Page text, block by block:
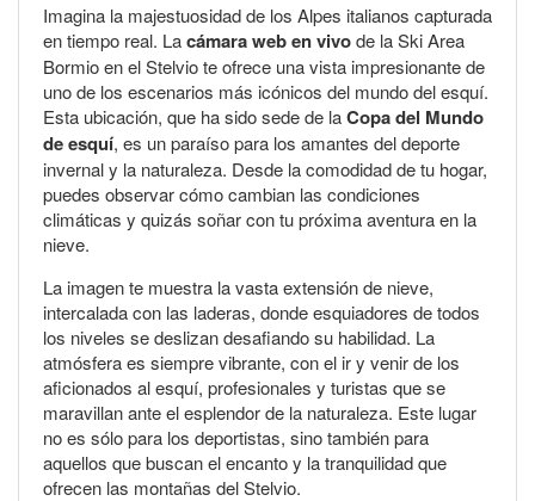
Imagina la majestuosidad de los Alpes italianos capturada
en tiempo real. Lacámara web en vivode la Ski Area
Bormio en el Stelvio te ofrece una vista impresionante de
uno de los escenarios más icónicos del mundo del esquí.
Esta ubicación, que ha sido sede de laCopa del Mundo
de esquí, es un paraíso para los amantes del deporte
invernal y la naturaleza. Desde la comodidad de tu hogar,
puedes observar cómo cambian las condiciones
climáticas y quizás soñar con tu próxima aventura en la
nieve.
La imagen te muestra la vasta extensión de nieve,
intercalada con las laderas, donde esquiadores de todos
los niveles se deslizan desafiando su habilidad. La
atmósfera es siempre vibrante, con el ir y venir de los
aficionados al esquí, profesionales y turistas que se
maravillan ante el esplendor de la naturaleza. Este lugar
no es sólo para los deportistas, sino también para
aquellos que buscan el encanto y la tranquilidad que
ofrecen las montañas del Stelvio.